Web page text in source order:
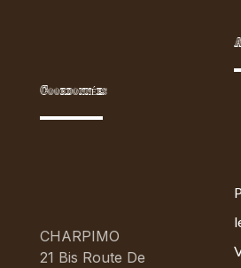
Coordonnées
CHARPIMO
21 Bis Route De